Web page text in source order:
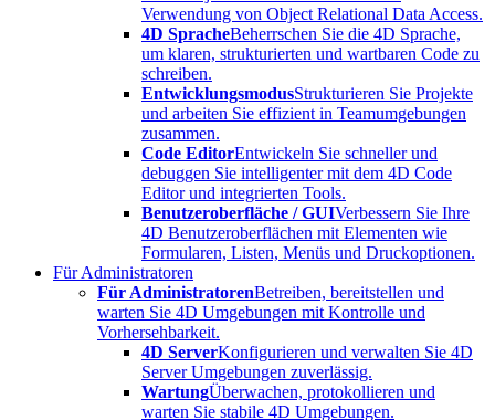
Verwendung von Object Relational Data Access.
4D SpracheBeherrschen Sie die 4D Sprache,
um klaren, strukturierten und wartbaren Code zu
schreiben.
EntwicklungsmodusStrukturieren Sie Projekte
und arbeiten Sie effizient in Teamumgebungen
zusammen.
Code EditorEntwickeln Sie schneller und
debuggen Sie intelligenter mit dem 4D Code
Editor und integrierten Tools.
Benutzeroberfläche / GUIVerbessern Sie Ihre
4D Benutzeroberflächen mit Elementen wie
Formularen, Listen, Menüs und Druckoptionen.
Für Administratoren
Für AdministratorenBetreiben, bereitstellen und
warten Sie 4D Umgebungen mit Kontrolle und
Vorhersehbarkeit.
4D ServerKonfigurieren und verwalten Sie 4D
Server Umgebungen zuverlässig.
WartungÜberwachen, protokollieren und
warten Sie stabile 4D Umgebungen.